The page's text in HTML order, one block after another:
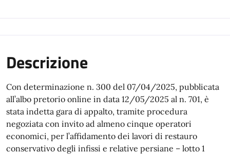
Descrizione
Con determinazione n. 300 del 07/04/2025, pubblicata
all’albo pretorio online in data 12/05/2025 al n. 701, è
stata indetta gara di appalto, tramite procedura
negoziata con invito ad almeno cinque operatori
economici, per l’affidamento dei lavori di restauro
conservativo degli infissi e relative persiane – lotto 1